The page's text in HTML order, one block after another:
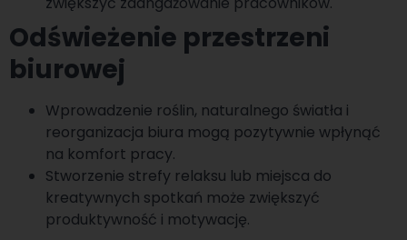
Odświeżenie przestrzeni
biurowej
Wprowadzenie roślin, naturalnego światła i
reorganizacja biura mogą pozytywnie wpłynąć
na komfort pracy.
Stworzenie strefy relaksu lub miejsca do
kreatywnych spotkań może zwiększyć
produktywność i motywację.